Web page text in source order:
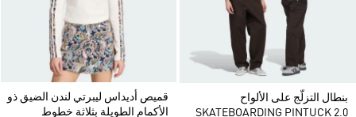
بنطال التزلّج على الألواح
SKATEBOARDING PINTUCK 2.0
قميص أديداس ليبرتي لندن الضيق ذو
الأكمام الطويلة بثلاثة خطوط